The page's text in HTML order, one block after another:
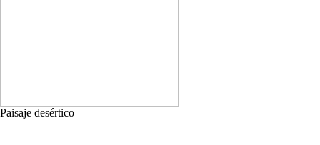
Paisaje desértico